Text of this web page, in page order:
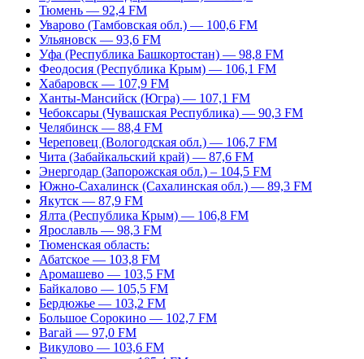
Тюмень — 92,4 FM
Уварово (Тамбовская обл.) — 100,6 FM
Ульяновск — 93,6 FM
Уфа (Республика Башкортостан) — 98,8 FM
Феодосия (Республика Крым) — 106,1 FM
Хабаровск — 107,9 FM
Ханты-Мансийск (Югра) — 107,1 FM
Чебоксары (Чувашская Республика) — 90,3 FM
Челябинск — 88,4 FM
Череповец (Вологодская обл.) — 106,7 FM
Чита (Забайкальский край) — 87,6 FM
Энергодар (Запорожская обл.) – 104,5 FM
Южно-Сахалинск (Сахалинская обл.) — 89,3 FM
Якутск — 87,9 FM
Ялта (Республика Крым) — 106,8 FM
Ярославль — 98,3 FM
Тюменская область:
Абатское — 103,8 FM
Аромашево — 103,5 FM
Байкалово — 105,5 FM
Бердюжье — 103,2 FM
Большое Сорокино — 102,7 FM
Вагай — 97,0 FM
Викулово — 103,6 FM